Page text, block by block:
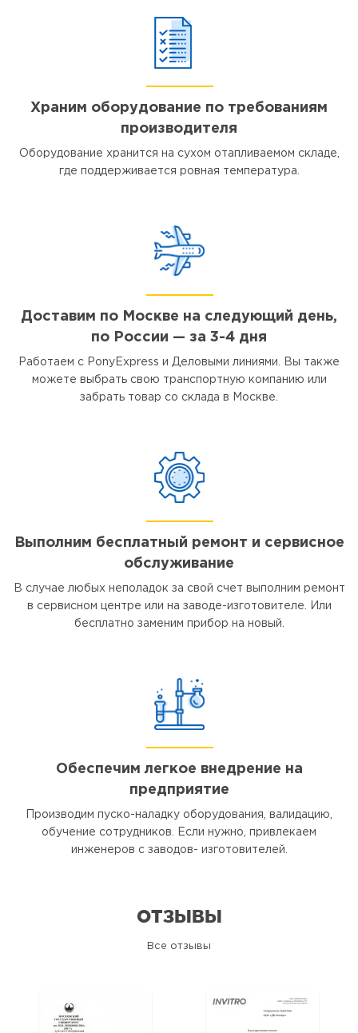
Храним оборудование по требованиям
производителя
Оборудование хранится на сухом отапливаемом складе,
где поддерживается ровная температура.
Доставим по Москве на следующий день,
по России — за 3-4 дня
Работаем с PonyExpress и Деловыми линиями. Вы также
можете выбрать свою транспортную компанию или
забрать товар со склада в Москве.
Выполним бесплатный ремонт и сервисное
обслуживание
В случае любых неполадок за свой счет выполним ремонт
в сервисном центре или на заводе-изготовителе. Или
бесплатно заменим прибор на новый.
Обеспечим легкое внедрение на
предприятие
Производим пуско-наладку оборудования, валидацию,
обучение сотрудников. Если нужно, привлекаем
инженеров с заводов- изготовителей.
ОТЗЫВЫ
Все отзывы